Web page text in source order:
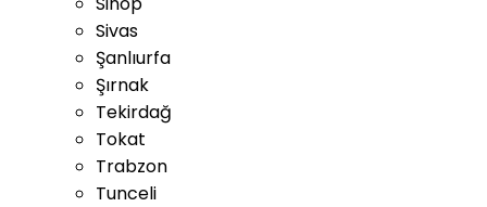
Sivas
Şanlıurfa
Şırnak
Tekirdağ
Tokat
Trabzon
Tunceli